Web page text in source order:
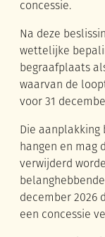
concessie.
Na deze
wettelijke
begraafplaats
waarvan de
voor 31
Die
hangen en mag
verwijderd
december 2026
een concessie